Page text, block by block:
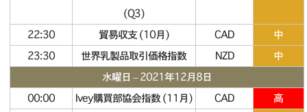
(Q3)
22:30 貿易収支 (10月) CAD
中
23:30
世界乳製品取引価格指数 NZD
中
水曜日 – 2021年12月8日
00:00
Ivey購買部協会指数 (11月) CAD
高